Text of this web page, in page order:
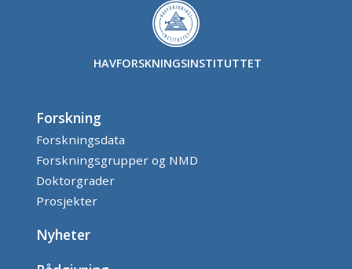
HAVFORSKNINGSINSTITUTTET
Forskning
Forskningsdata
Forskningsgrupper og NMD
Doktorgrader
Prosjekter
Nyheter